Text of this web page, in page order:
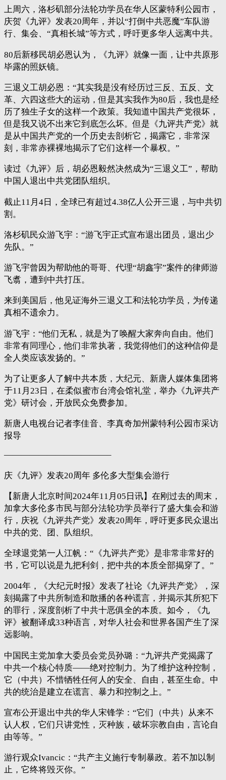
上周六，洛杉矶部分法轮功学员在华人区蒙特利公园市，
庆贺《九评》发表20周年，并以“打倒中共恶魔”车队游
行、集会、“真相长城”等方式，呼吁更多华人远离中共。
80后新移民胡必恩认为，《九评》就像一面，让中共原形
毕露的照妖镜。
三退义工胡必恩：“其实我是没有经历过三反、五反、文
革、六四这些大的运动，但是其实我作为80后，我也是经
历了独生子女的这样一个政策。我知道中国共产党很坏，
但是我又说不出来它到底怎么坏。但是《九评共产党》就
是从中国共产党的一个历史去剖析它，揭露它，非常深
刻，非常赤裸裸地揭示了它们这样一个暴权。”
读过《九评》后，胡必恩毅然决然成为“三退义工”，帮助
中国人退出中共党团队组织。
截止11月4日，全球已有超过4.38亿人公开三退，与中共切
割。
洛杉矶民众游飞宇：“游飞宇正式宣布退出团员，退出少
先队。”
游飞宇曾因为帮助他的哥哥、代理“胡鑫宇”案件的律师游
飞翥，遭到中共打压。
来到美国后，他见证海外三退义工和法轮功学员，为传递
真相不遗余力。
游飞宇：“他们无私，就是为了唤醒大家奔向自由。他们
非常有同理心，他们非常执著，我觉得他们的这种信仰是
全人类应该发扬的。”
为了让更多人了解中共本质，大纪元、新唐人媒体集团将
于11月23日，在柔似蜜市台湾会馆礼堂，举办《九评共产
党》研讨会，开放民众免费参加。
新唐人电视台记者李佳音、李真奇加州蒙特利公园市采访
报导
————————————–
庆《九评》发表20周年 多伦多大型集会游行
【新唐人北京时间2024年11月05日讯】在刚过去的周末，
加拿大多伦多市民与部分法轮功学员举行了盛大集会和游
行，庆祝《九评共产党》发表20周年，呼吁更多民众退出
中共的党、团、队组织。
全球退党第一人江帆：“《九评共产党》是非常非常好的
书，它可以说是九把利剑，把中共的本质全部揭穿了。”
2004年，《大纪元时报》发表了社论《九评共产党》，深
刻揭露了中共所制造和散播的各种谎言，并揭示其所犯下
的罪行，深度剖析了中共十恶俱全的本质。如今，《九
评》被翻译成33种语言，对华人社会和世界各国产生了深
远影响。
中国民主党加拿大委员会党员孙璐：“九评共产党揭露了
中共一个核心特质——绝对控制力。为了维护这种控制，
它（中共）不惜牺牲任何人的安全、自由，甚至生命。中
共的统治是建立在谎言、暴力和控制之上。”
宣布公开退出中共的华人宋锋学：“它们（中共）从来不
认人权，它们只讲党性，灭种族，破坏宗教自由，言论自
由等等。”
游行观众Ivancic：“共产主义施行专制暴政。若不加以制
止，它终将毁灭你。”